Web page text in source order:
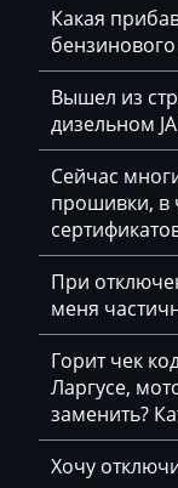
Derways
Deutz
Dewulf
Dieci
Dodge
Dongfeng
Doosan
Doppstadt
Dynapac
EcoLog
Simos 12xx
Simos 18xx
Simos 2xx
Simos 3xx
Simos 4xx
Simos 7xx
Simos 9xx
Какая
Вышел из
дизельном
Сейчас
прошивки, в
При
меня
Горит чек
Ларгусе,
заменить?
Хочу